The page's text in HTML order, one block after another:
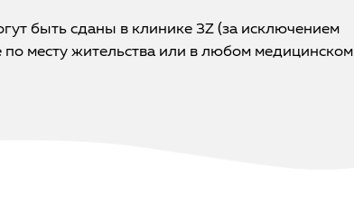
быть сданы в клинике 3Z (за исключением
месту жительства или в любом медицинском